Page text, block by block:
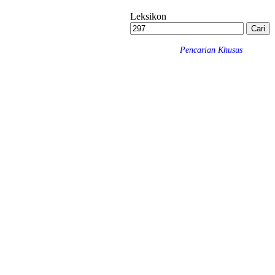
Leksikon
Pencarian Khusus